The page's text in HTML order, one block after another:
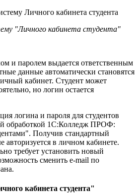
"Личного кабинета студента"
и паролем выдается ответственным
данные автоматически становятся
кабинет. Студент может
но логин остается
логина и пароля для студентов
обработкой 1С:Колледж ПРОФ:
Получив стандартный
авторизуется в личном кабинете.
требует установить новый
сменить e-mail по
кабинета студента"